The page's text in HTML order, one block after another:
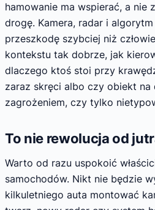
hamowanie ma wspierać, a nie
drogę. Kamera, radar i
przeszkodę szybciej niż
kontekstu tak dobrze, jak
dlaczego ktoś stoi przy
zaraz skręci albo czy obiekt na
zagrożeniem, czy tylko
To nie rewolucja od
Warto od razu uspokoić
samochodów. Nikt nie będzie
kilkuletniego auta montować